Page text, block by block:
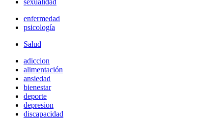
sexualidad
enfermedad
psicología
Salud
adiccion
alimentación
ansiedad
bienestar
deporte
depresion
discapacidad